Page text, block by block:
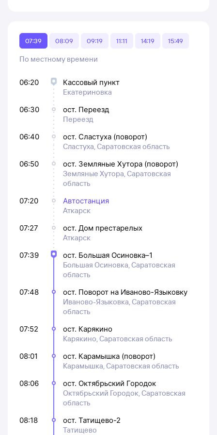
07:39 08:09 09:19 11:11 14:19 15:49
По местному времени
06:20
Кассовый пункт
Екатериновка
06:30
ост. Переезд
Переезд
06:40
ост. Сластуха (поворот)
Сластуха, Саратовская область
06:50
ост. Земляные Хутора (поворот)
Земляные Хутора, Саратовская
область
07:20
Автостанция
Аткарск
07:27
ост. Дом престарелых
Аткарск
07:39
ост. Большая Осиновка–1
Большая Осиновка, Саратовская
область
07:48
ост. Поворот на Иваново-Языковку
Иваново-Языковка, Саратовская
область
07:52
ост. Карякино
Карякино, Саратовская область
08:01
ост. Карамышка (поворот)
Карамышка, Саратовская область
08:06
ост. Октябрьский Городок
Октябрьский Городок, Саратовская
область
08:18
ост. Татищево-2
Татищево